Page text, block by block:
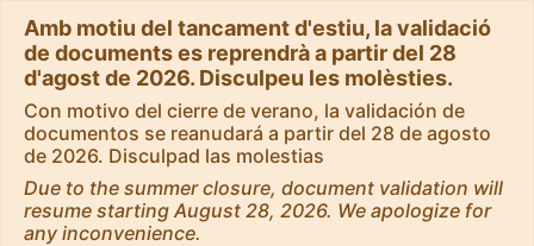
Amb motiu del tancament d'estiu, la validació
de documents es reprendrà a partir del 28
d'agost de 2026. Disculpeu les molèsties.
Con motivo del cierre de verano, la validación de
documentos se reanudará a partir del 28 de agosto
de 2026. Disculpad las molestias
Due to the summer closure, document validation will
resume starting August 28, 2026. We apologize for
any inconvenience.